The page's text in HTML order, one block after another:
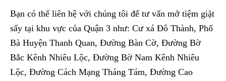
Bạn có thể liên hệ với chúng tôi để tư vấn mở tiệm giặt
sấy tại khu vực của Quận 3 như: Cư xá Đô Thành, Phố
Bà Huyện Thanh Quan, Đường Bàn Cờ, Đường Bờ
Bắc Kênh Nhiêu Lộc, Đường Bờ Nam Kênh Nhiêu
Lộc, Đường Cách Mạng Tháng Tám, Đường Cao